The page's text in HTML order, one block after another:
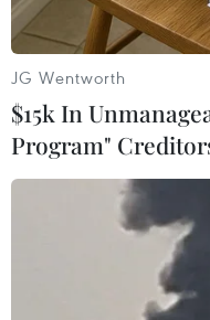
JG Wentworth
$15k In
Program"